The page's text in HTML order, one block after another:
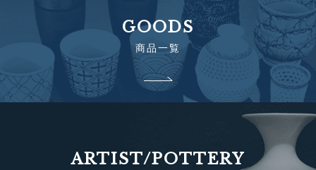
GOODS
商品一覧
ARTIST/POTTERY